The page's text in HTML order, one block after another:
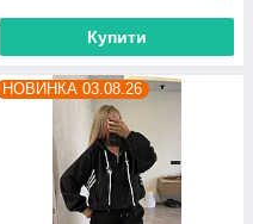
Купити
НОВИНКА 03.08.26